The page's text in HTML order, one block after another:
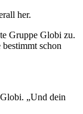
her.
Gruppe Globi zu.
schon
„Und dein